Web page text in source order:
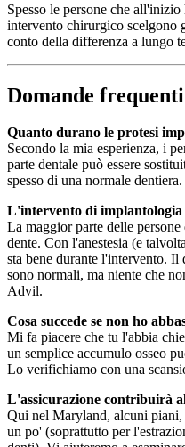
Spesso le persone che
intervento chirurgico scelgono
conto della differenza a lungo
Domande frequenti
Quanto durano le protesi
Secondo la mia esperienza, i
parte dentale può essere
spesso di una normale dentiera.
L'intervento di implantologia
La maggior parte delle
dente. Con l'anestesia (e
sta bene durante l'intervento.
sono normali, ma niente che
Advil.
Cosa succede se non ho
Mi fa piacere che tu l'abbia
un semplice accumulo osseo
Lo verifichiamo con una
L'assicurazione contribuirà
Qui nel Maryland, alcuni
un po' (soprattutto per